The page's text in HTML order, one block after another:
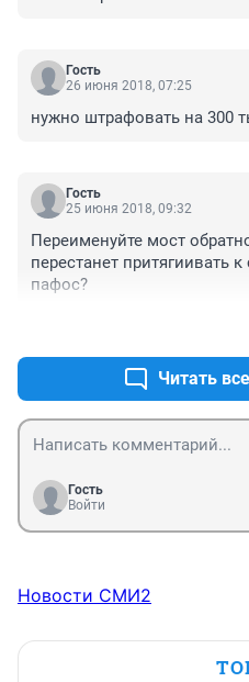
Гость
26 июня 2018, 07:25
нужно штрафовать на 300
Гость
25 июня 2018, 09:32
Переименуйте мост
перестанет притягиивать
пафос?
Читать
Гость
Войти
Новости СМИ2